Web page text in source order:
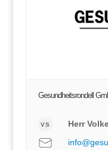
Gesundheitsrondell
VS
Herr